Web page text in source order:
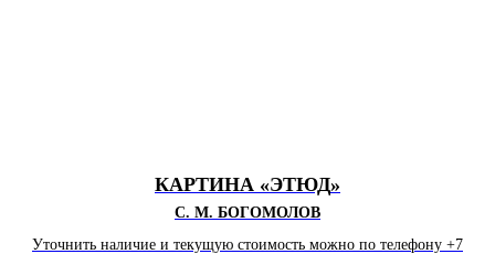
КАРТИНА «ЭТЮД»
С. М. БОГОМОЛОВ
Уточнить наличие и текущую стоимость можно по телефону +7